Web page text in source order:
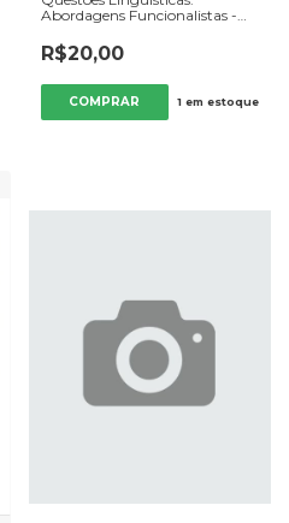
Abordagens Funcionalistas -
da Rocha e Luiz Franscisco Dias
(orgs) (2014) [usado]
R$20,00
1 em estoque